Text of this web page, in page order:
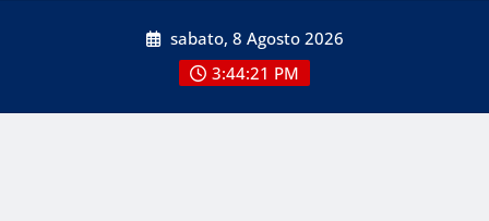
sabato, 8 Agosto 2026
3:44:22 PM